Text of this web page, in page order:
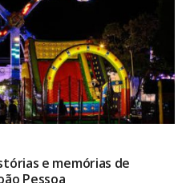
e memórias de
Pessoa